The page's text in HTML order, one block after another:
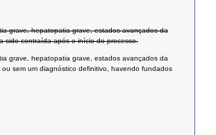
grave, hepatopatia grave, estados avançados da
sido contraída após o início do processo.
grave, hepatopatia grave, estados avançados da
sem um diagnóstico definitivo, havendo fundados